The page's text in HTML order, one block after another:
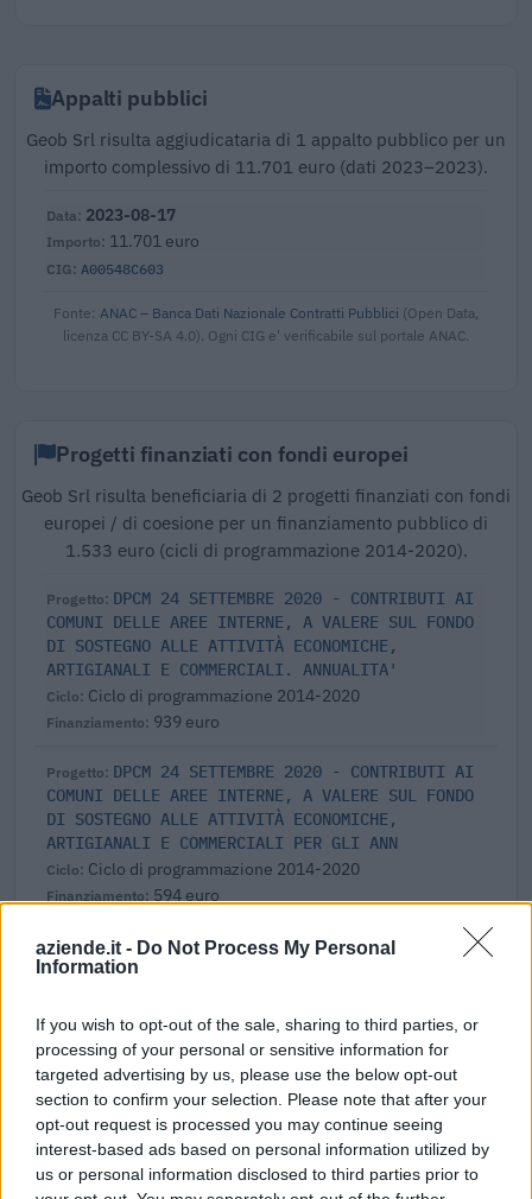
aziende.it - Do Not Process My Personal
Information
If you wish to opt-out of the sale, sharing to third parties, or
processing of your personal or sensitive information for
targeted advertising by us, please use the below opt-out
section to confirm your selection. Please note that after your
opt-out request is processed you may continue seeing
interest-based ads based on personal information utilized by
us or personal information disclosed to third parties prior to
Appalti pubblici
Geob Srl risulta aggiudicataria di 1 appalto pubblico per un
importo complessivo di 11.701 euro (dati 2023–2023).
A00548C603
2023-08-17
11.701 euro
Fonte: ANAC – Banca Dati Nazionale Contratti Pubblici (Open Data,
licenza CC BY-SA 4.0). Ogni CIG e' verificabile sul portale ANAC.
Progetti finanziati con fondi europei
Geob Srl risulta beneficiaria di 2 progetti finanziati con fondi
europei / di coesione per un finanziamento pubblico di
1.533 euro (cicli di programmazione 2014-2020).
DPCM 24 SETTEMBRE 2020 - CONTRIBUTI AI
COMUNI DELLE AREE INTERNE, A VALERE SUL FONDO
DI SOSTEGNO ALLE ATTIVITÀ ECONOMICHE,
ARTIGIANALI E COMMERCIALI. ANNUALITA'
Ciclo di programmazione 2014-2020
939 euro
DPCM 24 SETTEMBRE 2020 - CONTRIBUTI AI
COMUNI DELLE AREE INTERNE, A VALERE SUL FONDO
DI SOSTEGNO ALLE ATTIVITÀ ECONOMICHE,
ARTIGIANALI E COMMERCIALI PER GLI ANN
Ciclo di programmazione 2014-2020
594 euro
Fonte:OpenCoesione(Open Data, licenza CC BY 4.0). Ogni progetto e'
verificabile sul portale OpenCoesione. Dati aggiornati al 2026-08-02.
Aiuti di Stato e contributi pubblici
Geob Srl risulta beneficiaria di 6 aiuti o contributi pubblici
per un totale di 71.278 euro (2021–2023).